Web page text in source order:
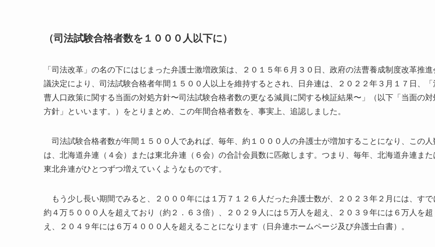
（司法試験合格者数を１０００人以下に）
「司法改革」の名の下にはじまった弁護士激増政策は、２０１５年６月３０日、政府の法曹養成制度改革推進
議決定により、司法試験合格者年間１５００人以上を維持するとされ、日弁連は、２０２２年３月１７日、「
曹人口政策に関する当面の対処方針〜司法試験合格者数の更なる減員に関する検証結果〜」（以下「当面の対
方針」といいます。）をとりまとめ、この年間合格者数を、事実上、追認しました。
司法試験合格者数が年間１５００人であれば、毎年、約１０００人の弁護士が増加することになり、この人
は、北海道弁連（４会）または東北弁連（６会）の合計会員数に匹敵します。つまり、毎年、北海道弁連また
東北弁連がひとつずつ増えていくようなものです。
もう少し長い期間でみると、２０００年には１万７１２６人だった弁護士数が、２０２３年２月には、すで
約４万５０００人を超えており（約２．６３倍）、２０２９人には５万人を超え、２０３９年には６万人を超
え、２０４９年には６万４０００人を超えることになります（日弁連ホームページ及び弁護士白書）。